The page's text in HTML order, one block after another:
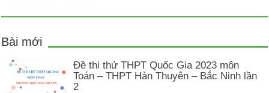
Bài mới
Đề thi thử THPT Quốc Gia 2023 môn
Toán – THPT Hàn Thuyên – Bắc Ninh lần
2